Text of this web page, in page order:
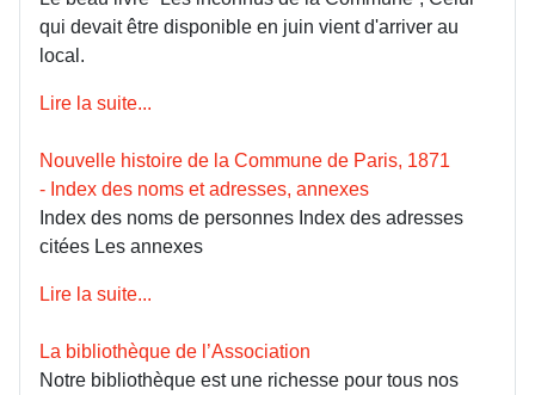
qui devait être disponible en juin vient d'arriver au
local.
Lire la suite...
Nouvelle histoire de la Commune de Paris, 1871
- Index des noms et adresses, annexes
Index des noms de personnes Index des adresses
citées Les annexes
Lire la suite...
La bibliothèque de l’Association
Notre bibliothèque est une richesse pour tous nos